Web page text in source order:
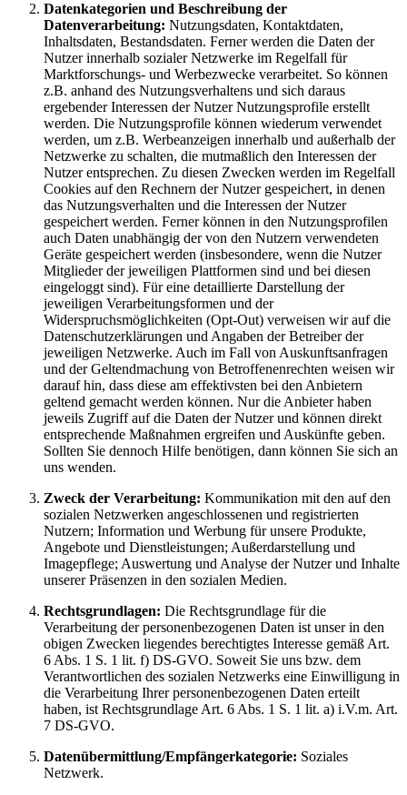
Datenkategorien und Beschreibung der
Datenverarbeitung: Nutzungsdaten, Kontaktdaten,
Inhaltsdaten, Bestandsdaten. Ferner werden die Daten der
Nutzer innerhalb sozialer Netzwerke im Regelfall für
Marktforschungs- und Werbezwecke verarbeitet. So können
z.B. anhand des Nutzungsverhaltens und sich daraus
ergebender Interessen der Nutzer Nutzungsprofile erstellt
werden. Die Nutzungsprofile können wiederum verwendet
werden, um z.B. Werbeanzeigen innerhalb und außerhalb der
Netzwerke zu schalten, die mutmaßlich den Interessen der
Nutzer entsprechen. Zu diesen Zwecken werden im Regelfall
Cookies auf den Rechnern der Nutzer gespeichert, in denen
das Nutzungsverhalten und die Interessen der Nutzer
gespeichert werden. Ferner können in den Nutzungsprofilen
auch Daten unabhängig der von den Nutzern verwendeten
Geräte gespeichert werden (insbesondere, wenn die Nutzer
Mitglieder der jeweiligen Plattformen sind und bei diesen
eingeloggt sind). Für eine detaillierte Darstellung der
jeweiligen Verarbeitungsformen und der
Widerspruchsmöglichkeiten (Opt-Out) verweisen wir auf die
Datenschutzerklärungen und Angaben der Betreiber der
jeweiligen Netzwerke. Auch im Fall von Auskunftsanfragen
und der Geltendmachung von Betroffenenrechten weisen wir
darauf hin, dass diese am effektivsten bei den Anbietern
geltend gemacht werden können. Nur die Anbieter haben
jeweils Zugriff auf die Daten der Nutzer und können direkt
entsprechende Maßnahmen ergreifen und Auskünfte geben.
Sollten Sie dennoch Hilfe benötigen, dann können Sie sich an
uns wenden.
Zweck der Verarbeitung: Kommunikation mit den auf den
sozialen Netzwerken angeschlossenen und registrierten
Nutzern; Information und Werbung für unsere Produkte,
Angebote und Dienstleistungen; Außerdarstellung und
Imagepflege; Auswertung und Analyse der Nutzer und Inhalte
unserer Präsenzen in den sozialen Medien.
Rechtsgrundlagen: Die Rechtsgrundlage für die
Verarbeitung der personenbezogenen Daten ist unser in den
obigen Zwecken liegendes berechtigtes Interesse gemäß Art.
6 Abs. 1 S. 1 lit. f) DS-GVO. Soweit Sie uns bzw. dem
Verantwortlichen des sozialen Netzwerks eine Einwilligung in
die Verarbeitung Ihrer personenbezogenen Daten erteilt
haben, ist Rechtsgrundlage Art. 6 Abs. 1 S. 1 lit. a) i.V.m. Art.
7 DS-GVO.
Datenübermittlung/Empfängerkategorie: Soziales
Netzwerk.